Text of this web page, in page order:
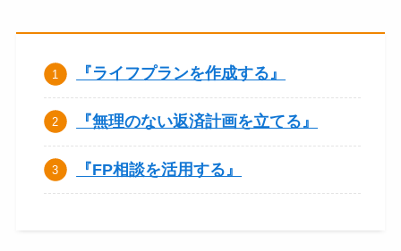
『ライフプランを作成する』
『無理のない返済計画を立てる』
『FP相談を活用する』